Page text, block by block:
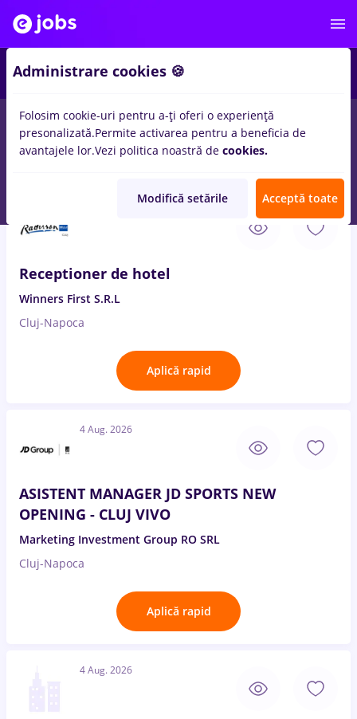
Salarii Full time Part time Fără experiență
Receptioner de hotel
Winners First S.R.L
Cluj-Napoca
Aplică rapid
4 Aug. 2026
ASISTENT MANAGER JD SPORTS NEW
OPENING - CLUJ VIVO
Marketing Investment Group RO SRL
Cluj-Napoca
Aplică rapid
4 Aug. 2026
Administrare cookies 🍪
Folosim cookie-uri pentru a-ți oferi o experiență
presonalizată.Permite activarea pentru a beneficia de
avantajele lor.Vezi politica noastră de cookies.
Modifică setările Acceptă toate